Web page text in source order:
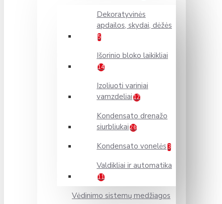
Dekoratyvinės
apdailos, skydai, dėžės
5
Išorinio bloko laikikliai
14
Izoliuoti variniai
vamzdeliai 12
Kondensato drenažo
siurbliukai 26
Kondensato vonelės 3
Valdikliai ir automatika
11
Vėdinimo sistemų medžiagos